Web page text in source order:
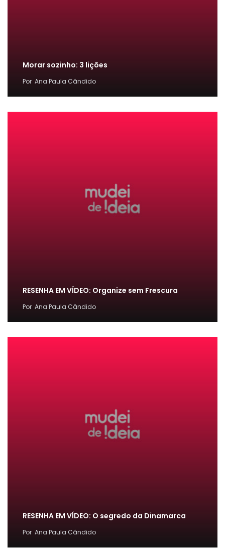
Morar sozinho: 3 lições
Por Ana Paula Cândido
RESENHA EM VÍDEO: Organize sem Frescura
Por Ana Paula Cândido
RESENHA EM VÍDEO: O segredo da Dinamarca
Por Ana Paula Cândido